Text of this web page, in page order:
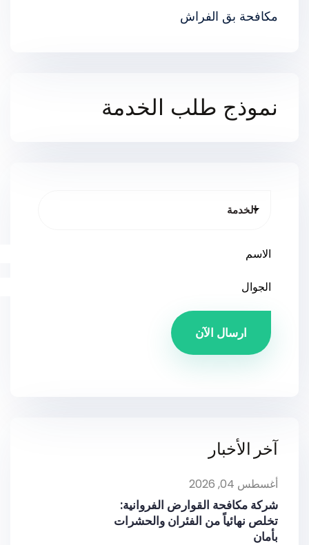
مكافحة بق الفراش
نموذج طلب الخدمة
ارسال الآن
آخر الأخبار
أغسطس 04, 2026
شركة مكافحة القوارض الفروانية:
تخلص نهائياً من الفئران والحشرات
بأمان